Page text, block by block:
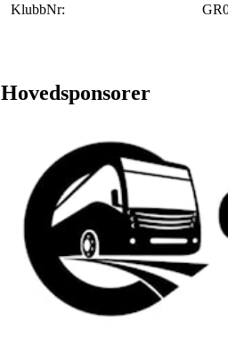
KlubbNr:
Hovedsponsorer